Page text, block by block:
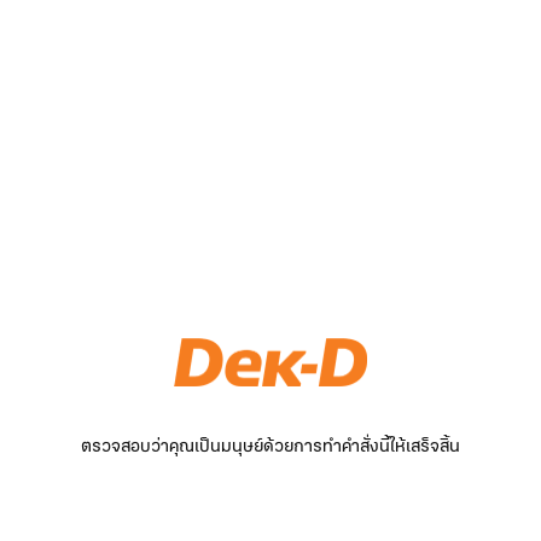
ตรวจสอบว่าคุณเป็นมนุษย์ด้วยการทำคำสั่งนี้ให้เสร็จสิ้น